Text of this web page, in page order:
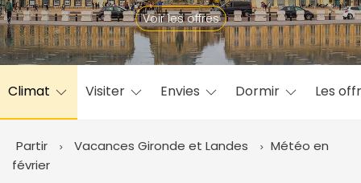
Voir les offres
Climat Visiter Envies Dormir Les
Partir Vacances Gironde et Landes
Météo en
février
☀️ Où partir par mois
Janvier
Juillet
Août Septembre
Octobre